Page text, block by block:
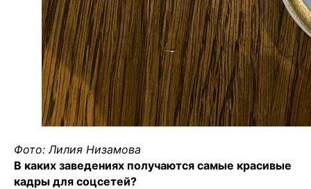
Фото: Лилия Низамова
В каких заведениях получаются самые красивые
кадры для соцсетей?
*Instagram💧
МАХ
ООО «Вам понравится»
события